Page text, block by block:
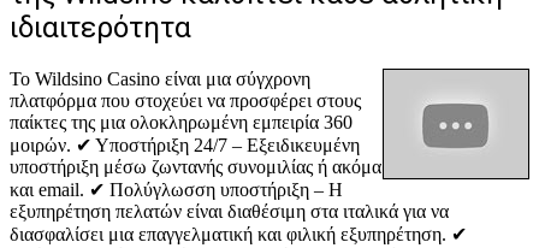
ιδιαιτερότητα
Το Wildsino Casino είναι μια σύγχρονη
πλατφόρμα που στοχεύει να προσφέρει στους
παίκτες της μια ολοκληρωμένη εμπειρία 360
μοιρών. ✔ Υποστήριξη 24/7 – Εξειδικευμένη
υποστήριξη μέσω ζωντανής συνομιλίας ή ακόμα
και email. ✔ Πολύγλωσση υποστήριξη – Η
εξυπηρέτηση πελατών είναι διαθέσιμη στα ιταλικά για να
διασφαλίσει μια επαγγελματική και φιλική εξυπηρέτηση. ✔